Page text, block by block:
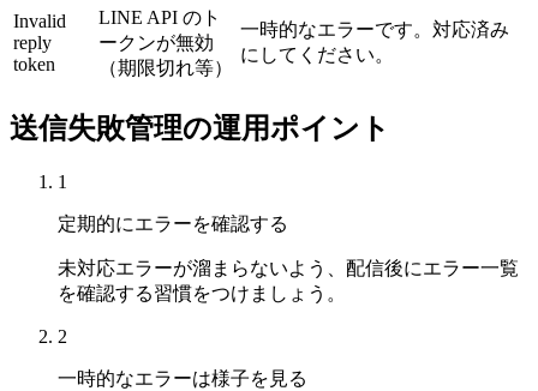
Invalid
reply
token
LINE API のト
ークンが無効
（期限切れ等）
一時的なエラーです。対応済み
にしてください。
送信失敗管理の運用ポイント
1
定期的にエラーを確認する
未対応エラーが溜まらないよう、配信後にエラー一覧
を確認する習慣をつけましょう。
2
一時的なエラーは様子を見る